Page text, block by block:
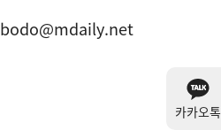
bodo@mdaily.net
카카오톡